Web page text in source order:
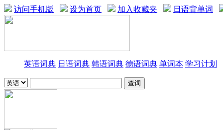
访问手机版 设为首页 加入收藏夹 日语背单词
英语词典 日语词典 韩语词典 德语词典 单词本 学习计划